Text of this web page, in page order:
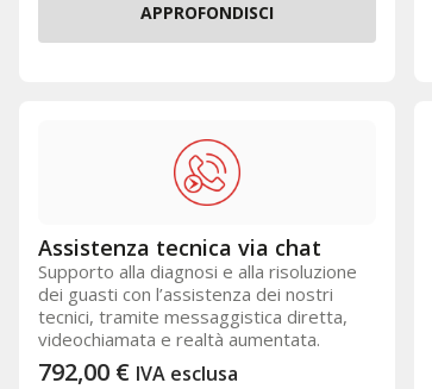
APPROFONDISCI
Assistenza tecnica via chat
Supporto alla diagnosi e alla risoluzione
dei guasti con l’assistenza dei nostri
tecnici, tramite messaggistica diretta,
videochiamata e realtà aumentata.
792,00 € IVA esclusa